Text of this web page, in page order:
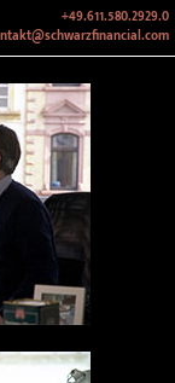
+49.611.580.2929.0